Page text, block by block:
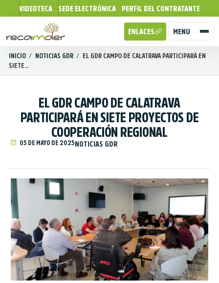
VIDEOTECA SEDE ELECTRÓNICA PERFIL DEL CONTRATANTE
MENU
ENLACES
INICIO / NOTICIAS GDR / EL GDR CAMPO DE CALATRAVA PARTICIPARÁ EN
SIETE...
EL GDR CAMPO DE CALATRAVA
PARTICIPARÁ EN SIETE PROYECTOS DE
COOPERACIÓN REGIONAL
05 DE MAYO DE 2025NOTICIAS GDR